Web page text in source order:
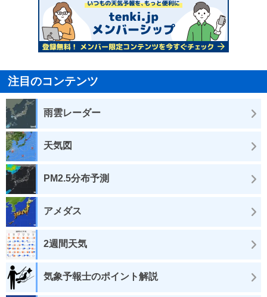
注目のコンテンツ
雨雲レーダー
天気図
PM2.5分布予測
アメダス
2週間天気
気象予報士のポイント解説